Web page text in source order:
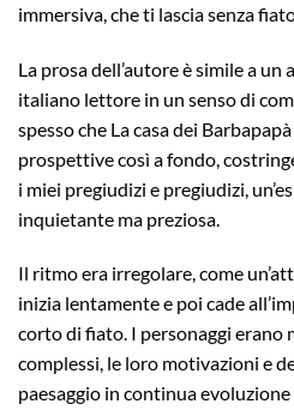
immersiva, che ti lascia senza
La prosa dell’autore è simile a
italiano lettore in un senso di
spesso che La casa dei
prospettive così a fondo,
i miei pregiudizi e pregiudizi,
inquietante ma preziosa.
Il ritmo era irregolare, come
inizia lentamente e poi cade
corto di fiato. I personaggi erano
complessi, le loro motivazioni e
paesaggio in continua